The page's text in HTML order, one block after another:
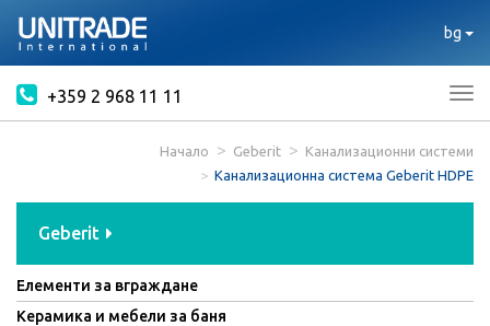
bg
+359 2 968 11 11
Начало Geberit
Канализационни системи
Канализационна система Geberit HDPE
Geberit
Елементи за вграждане
Керамика и мебели за баня